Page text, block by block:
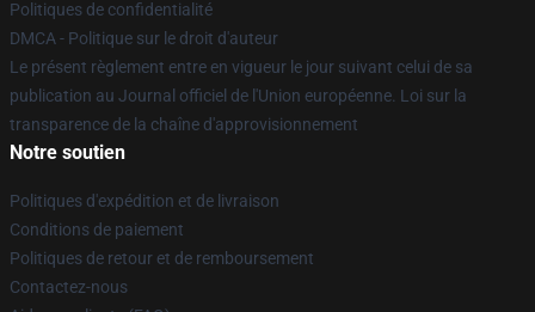
Politiques de confidentialité
DMCA - Politique sur le droit d'auteur
Le présent règlement entre en vigueur le jour suivant celui de sa
publication au Journal officiel de l'Union européenne. Loi sur la
transparence de la chaîne d'approvisionnement
Notre soutien
Politiques d'expédition et de livraison
Conditions de paiement
Politiques de retour et de remboursement
Contactez-nous